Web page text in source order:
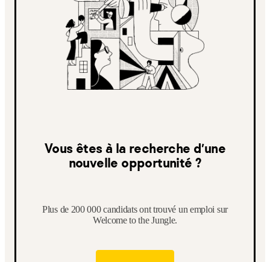
Vous êtes à la recherche d’une
nouvelle opportunité ?
Plus de 200 000 candidats ont trouvé un emploi sur
Welcome to the Jungle.